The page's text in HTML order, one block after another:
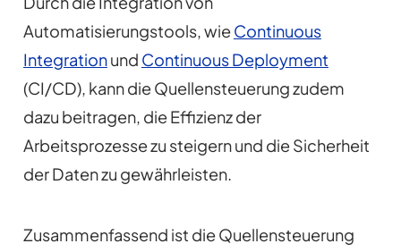
Automatisierungstools, wieContinuous
Integrationund Continuous Deployment
(CI/CD), kann die Quellensteuerung zudem
dazu beitragen, die Effizienz der
Arbeitsprozesse zu steigern und die Sicherheit
der Daten zu gewährleisten.
Zusammenfassend ist die Quellensteuerung